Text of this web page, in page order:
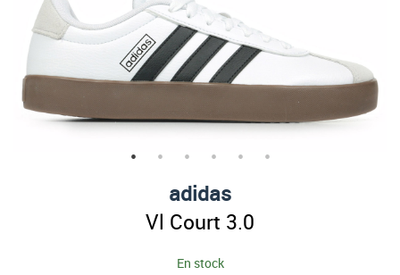
adidas
Vl Court 3.0
En stock